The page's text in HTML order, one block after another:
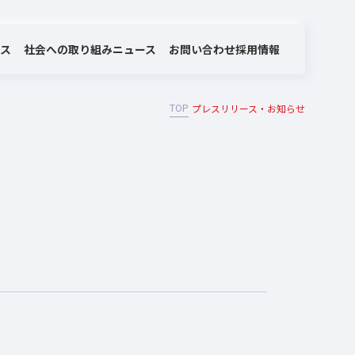
MOTEX/LANSCOPEのあゆみ
社会への取り組みニュース お問い合わせ採用情報
TOP プレスリリース・お知らせ